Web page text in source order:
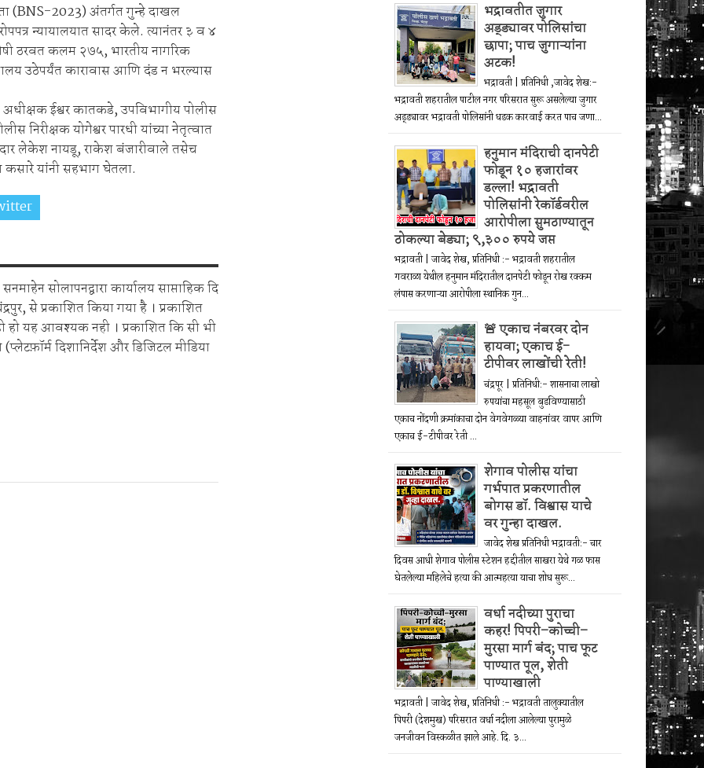
(BNS-2023) अंतर्गत गुन्हे दाखल
न्यायालयात सादर केले. त्यानंतर ३ व ४
ठरवत कलम २७५, भारतीय नागरिक
उठेपर्यंत कारावास आणि दंड न भरल्यास
ईश्वर कातकडे, उपविभागीय पोलीस
निरीक्षक योगेश्वर पारधी यांच्या नेतृत्वात
लेकेश नायडू, राकेश बंजारीवाले तसेच
यांनी सहभाग घेतला.
सोलापनद्वारा कार्यालय साप्ताहिक दि
से प्रकाशित किया गया है । प्रकाशित
हो यह आवश्यक नही । प्रकाशित कि सी भी
दिशानिर्देश और डिजिटल मीडिया
भद्रावतीत जुगार
अड्ड्यावर पोलिसांचा
छापा; पाच जुगाऱ्यांना
अटक!
भद्रावती | प्रतिनिधी ,जावेद शेख:-
भद्रावती शहरातील पाटील नगर परिसरात सुरू असलेल्या जुगार
अड्ड्यावर भद्रावती पोलिसांनी धडक कारवाई करत पाच जणा...
हनुमान मंदिराची दानपेटी
फोडून १० हजारांवर
डल्ला! भद्रावती
पोलिसांनी रेकॉर्डवरील
आरोपीला सुमठाण्यातून
ठोकल्या बेड्या; ९,३०० रुपये जप्त
भद्रावती | जावेद शेख, प्रतिनिधी :- भद्रावती शहरातील
गवराळा येथील हनुमान मंदिरातील दानपेटी फोडून रोख रक्कम
लंपास करणाऱ्या आरोपीला स्थानिक गुन...
🚨 एकाच नंबरवर दोन
हायवा; एकाच ई-
टीपीवर लाखोंची रेती!
चंद्रपूर | प्रतिनिधी:- शासनाचा लाखो
रुपयांचा महसूल बुडविण्यासाठी
एकाच नोंदणी क्रमांकाचा दोन वेगवेगळ्या वाहनांवर वापर आणि
एकाच ई-टीपीवर रेती ...
शेगाव पोलीस यांचा
गर्भपात प्रकरणातील
बोगस डॉ. विश्वास याचे
वर गुन्हा दाखल.
जावेद शेख प्रतिनिधी भद्रावती:- चार
दिवस आधी शेगाव पोलीस स्टेशन हद्दीतील साखरा येथे गळ फास
घेतलेल्या महिलेचे हत्या की आत्महत्या याचा शोध सुरू...
वर्धा नदीच्या पुराचा
कहर! पिपरी–कोच्ची–
मुरसा मार्ग बंद; पाच फूट
पाण्यात पूल, शेती
पाण्याखाली
भद्रावती | जावेद शेख, प्रतिनिधी :- भद्रावती तालुक्यातील
पिपरी (देशमुख) परिसरात वर्धा नदीला आलेल्या पुरामुळे
जनजीवन विस्कळीत झाले आहे. दि. ३...